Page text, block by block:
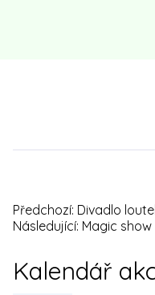
Navigace
pro
Předchozí: Divadlo
Následující: Magic
Kalendář